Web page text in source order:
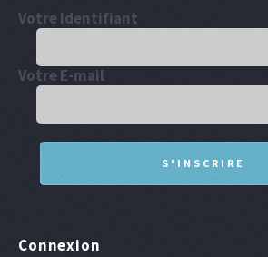
Votre Identifiant
Votre E-mail
Connexion